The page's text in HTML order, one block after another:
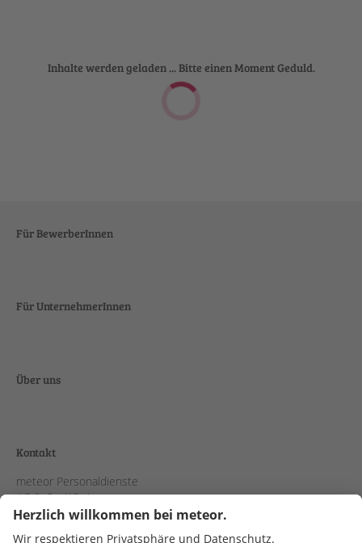
Inhalte werden geladen ... Bitte einen Moment Geduld.
Für BewerberInnen
Für UnternehmerInnen
Über uns
Kontakt
meteor Personaldienste
AG & Co. KGaA
Schanzenstraße 38